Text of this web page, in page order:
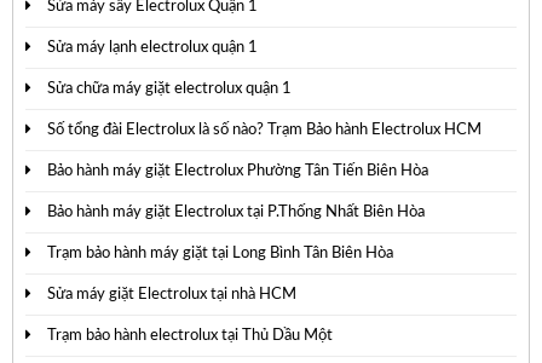
Sửa máy sấy Electrolux Quận 1
Sửa máy lạnh electrolux quận 1
Sửa chữa máy giặt electrolux quận 1
Số tổng đài Electrolux là số nào? Trạm Bảo hành Electrolux HCM
Bảo hành máy giặt Electrolux Phường Tân Tiến Biên Hòa
Bảo hành máy giặt Electrolux tại P.Thống Nhất Biên Hòa
Trạm bảo hành máy giặt tại Long Bình Tân Biên Hòa
Sửa máy giặt Electrolux tại nhà HCM
Trạm bảo hành electrolux tại Thủ Dầu Một